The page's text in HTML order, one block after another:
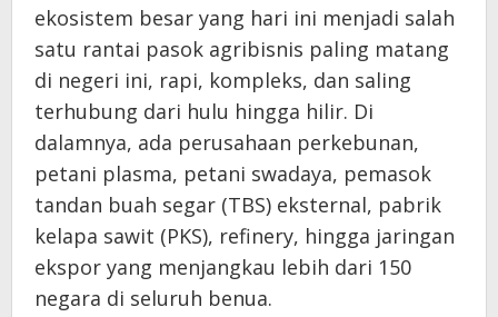
ekosistem besar yang hari ini menjadi salah
satu rantai pasok agribisnis paling matang
di negeri ini, rapi, kompleks, dan saling
terhubung dari hulu hingga hilir. Di
dalamnya, ada perusahaan perkebunan,
petani plasma, petani swadaya, pemasok
tandan buah segar (TBS) eksternal, pabrik
kelapa sawit (PKS), refinery, hingga jaringan
ekspor yang menjangkau lebih dari 150
negara di seluruh benua.